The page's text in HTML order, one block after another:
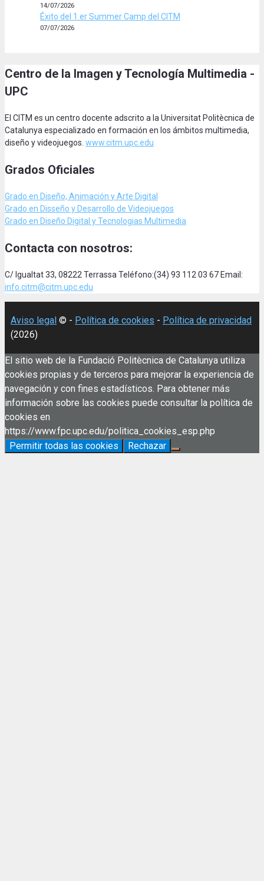
14/07/2026
Éxito del 1.er Summer Camp del CITM
07/07/2026
Centro de la Imagen y Tecnología Multimedia -
UPC
El CITM es un centro docente adscrito a la Universitat Politècnica de
Catalunya especializado en formación en los ámbitos multimedia,
diseño y videojuegos. www.citm.upc.edu
Grados Oficiales
Grado en Diseño, Animación y Arte Digital
Grado en Disseño y Desarrollo de Videojuegos
Grado en Diseño Digital y Tecnologias Multimedia
Contacta con nosotros:
C/ Igualtat 33, 08222 Terrassa Teléfono:(34) 93 112 03 67 Email:
info.citm@citm.upc.edu
Aviso legal © - Política de cookies - Política de privacidad
(2026)
El sitio web de la Fundació Politècnica de Catalunya utiliza
cookies propias y de terceros para mejorar la experiencia de
navegación y con fines estadísticos. Para obtener más
información sobre las cookies puede consultar la política de
cookies en
https://www.fpc.upc.edu/politica_cookies_esp.php
Permitir todas las cookies
Rechazar